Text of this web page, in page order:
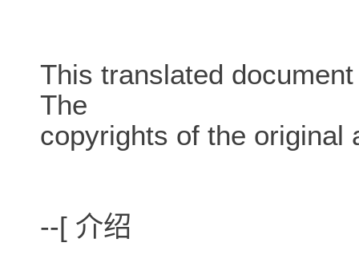
This translated
The
copyrights of the original
--[ 介绍